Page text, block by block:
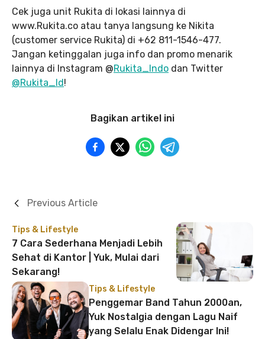
Cek juga unit Rukita di lokasi lainnya di
www.Rukita.co atau tanya langsung ke Nikita
(customer service Rukita) di +62 811-1546-477.
Jangan ketinggalan juga info dan promo menarik
lainnya di Instagram @Rukita_Indo dan Twitter
@Rukita_Id!
Bagikan artikel ini
Tips & Lifestyle
7 Cara Sederhana Menjadi Lebih
Sehat di Kantor | Yuk, Mulai dari
Sekarang!
Previous Article
Tips & Lifestyle
Penggemar Band Tahun 2000an,
Yuk Nostalgia dengan Lagu Naif
yang Selalu Enak Didengar Ini!